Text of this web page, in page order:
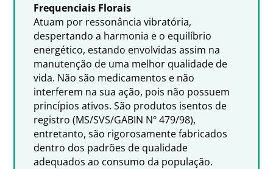
Frequenciais Florais
Atuam por ressonância vibratória,
despertando a harmonia e o equilíbrio
energético, estando envolvidas assim na
manutenção de uma melhor qualidade de
vida. Não são medicamentos e não
interferem na sua ação, pois não possuem
princípios ativos. São produtos isentos de
registro (MS/SVS/GABIN Nº 479/98),
entretanto, são rigorosamente fabricados
dentro dos padrões de qualidade
adequados ao consumo da população.